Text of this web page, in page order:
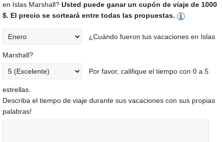
en Islas Marshall? Usted puede ganar un cupón de viaje de 1000
$. El precio se sorteará entre todas las propuestas.
¿Cuándo fueron tus vacaciones en Islas
Marshall?
Por favor, califique el tiempo con 0 a 5
estrellas.
Describa el tiempo de viaje durante sus vacaciones con sus propias
palabras!